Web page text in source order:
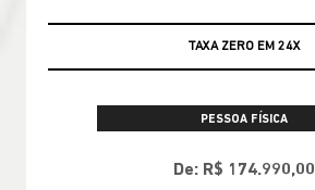
TAXA ZERO EM 24X
PESSOA FÍSICA
De: R$ 174.990,00